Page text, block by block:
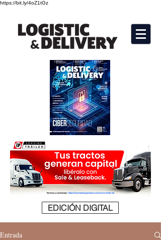
https://bit.ly/4oZ1tGz
EDICIÓN DIGITAL
Entrada